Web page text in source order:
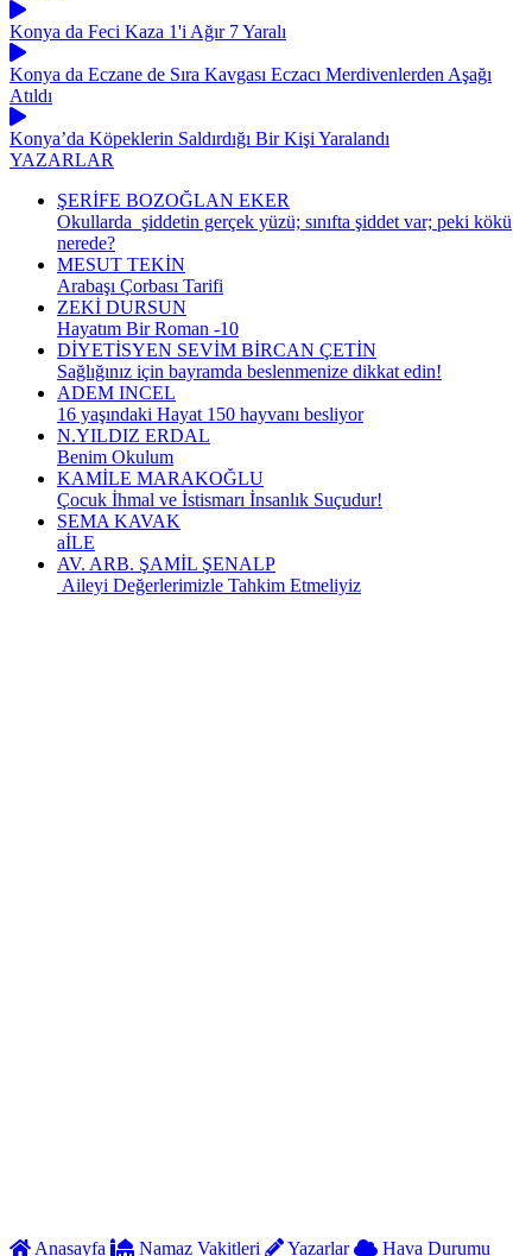
Konya da Feci Kaza 1'i Ağır 7 Yaralı
Konya da Eczane de Sıra Kavgası Eczacı Merdivenlerden Aşağı
Atıldı
Konya’da Köpeklerin Saldırdığı Bir Kişi Yaralandı
YAZARLAR
ŞERİFE BOZOĞLAN EKER
Okullarda şiddetin gerçek yüzü; sınıfta şiddet var; peki kökü
nerede?
MESUT TEKİN
Arabaşı Çorbası Tarifi
ZEKİ DURSUN
Hayatım Bir Roman -10
DİYETİSYEN SEVİM BİRCAN ÇETİN
Sağlığınız için bayramda beslenmenize dikkat edin!
ADEM INCEL
16 yaşındaki Hayat 150 hayvanı besliyor
N.YILDIZ ERDAL
Benim Okulum
KAMİLE MARAKOĞLU
Çocuk İhmal ve İstismarı İnsanlık Suçudur!
SEMA KAVAK
aİLE
AV. ARB. ŞAMİL ŞENALP
Aileyi Değerlerimizle Tahkim Etmeliyiz
Anasayfa Namaz Vakitleri Yazarlar Hava Durumu